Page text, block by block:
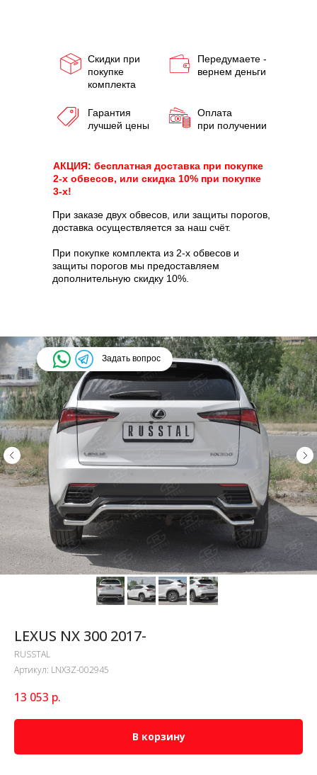
Скидки при
покупке
комплекта
Передумаете -
вернем деньги
Гарантия
лучшей цены
Оплата
при получении
АКЦИЯ: бесплатная доставка при покупке
2-х обвесов, или скидка 10% при покупке
3-х!
При заказе двух обвесов, или защиты порогов,
доставка осуществляется за наш счёт.
При покупке комплекта из 2-х обвесов и
защиты порогов мы предоставляем
дополнительную скидку 10%.
Задать вопрос
LEXUS NX 300 2017-
RUSSTAL
Артикул: LNX3Z-002945
13 053 р.
В корзину